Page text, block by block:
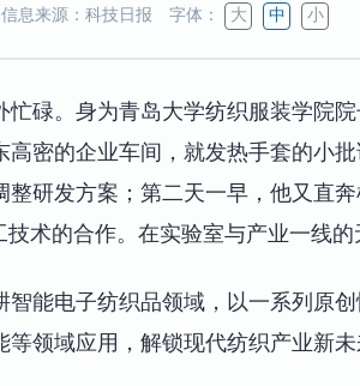
信息来源：科技日报 字体： 大 中 小
忙碌。身为青岛大学纺织服装学院
高密的企业车间，就发热手套的小
整研发方案；第二天一早，他又直
技术的合作。在实验室与产业一线
智能电子纺织品领域，以一系列原
领域应用，解锁现代纺织产业新未